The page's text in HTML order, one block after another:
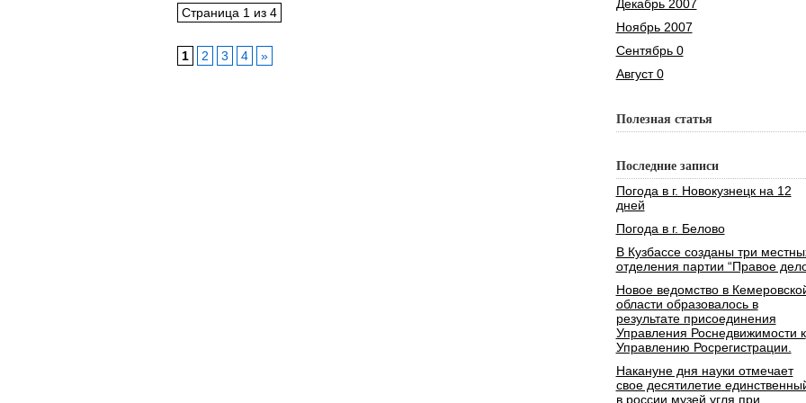
Страница 1 из 4
1 2 3 4 »
Декабрь 2007
Ноябрь 2007
Сентябрь 0
Август 0
Полезная статья
Последние записи
Погода в г. Новокузнецк на 12
дней
Погода в г. Белово
В Кузбассе созданы три
отделения партии “Правое
Новое ведомство в
области образовалось в
результате присоединения
Управления Роснедвижимости к
Управлению Росрегистрации.
Накануне дня науки отмечает
свое десятилетие
в россии музей угля при